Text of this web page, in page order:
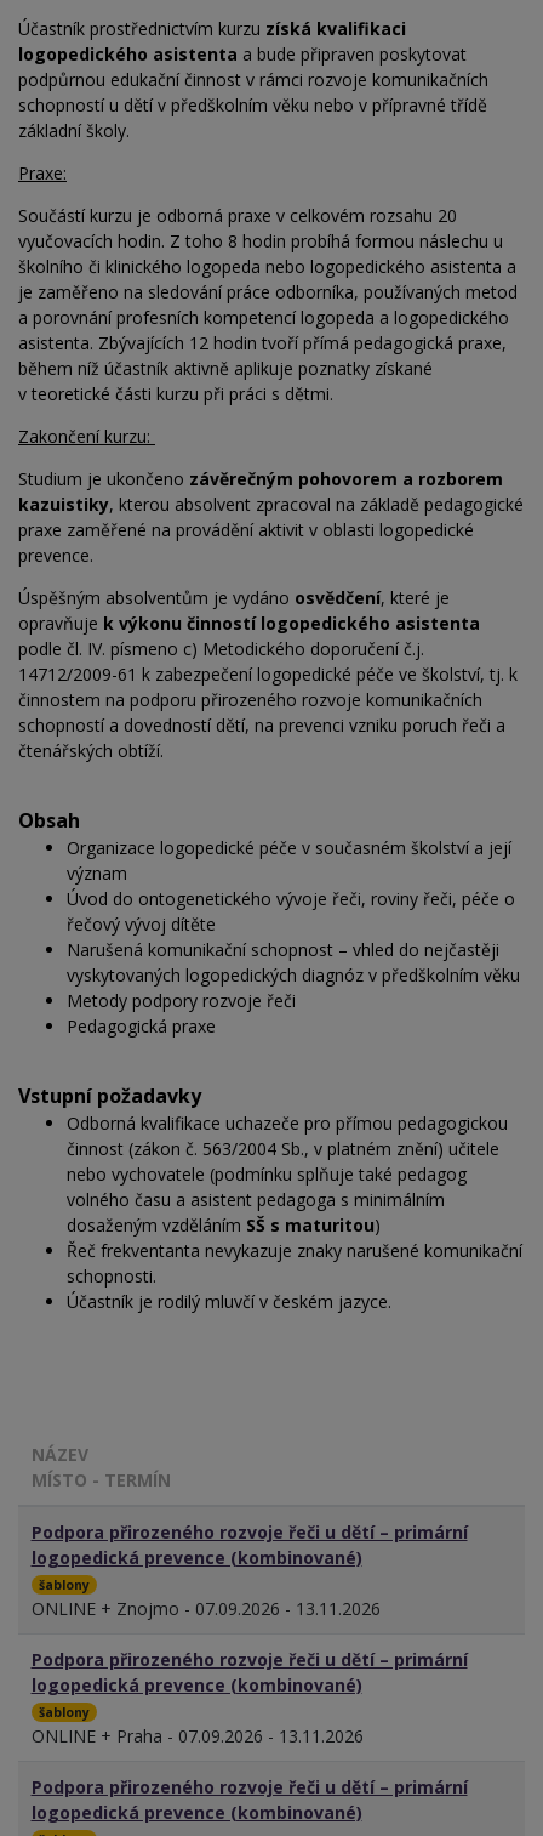
Účastník prostřednictvím kurzu získá kvalifikaci
logopedického asistenta a bude připraven poskytovat
podpůrnou edukační činnost v rámci rozvoje komunikačních
schopností u dětí v předškolním věku nebo v přípravné třídě
základní školy.
Praxe:
Součástí kurzu je odborná praxe v celkovém rozsahu 20
vyučovacích hodin. Z toho 8 hodin probíhá formou náslechu u
školního či klinického logopeda nebo logopedického asistenta a
je zaměřeno na sledování práce odborníka, používaných metod
a porovnání profesních kompetencí logopeda a logopedického
asistenta. Zbývajících 12 hodin tvoří přímá pedagogická praxe,
během níž účastník aktivně aplikuje poznatky získané
v teoretické části kurzu při práci s dětmi.
Zakončení kurzu:
Studium je ukončeno závěrečným pohovorem a rozborem
kazuistiky, kterou absolvent zpracoval na základě pedagogické
praxe zaměřené na provádění aktivit v oblasti logopedické
prevence.
Úspěšným absolventům je vydáno osvědčení, které je
opravňuje k výkonu činností logopedického asistenta
podle čl. IV. písmeno c) Metodického doporučení č.j.
14712/2009-61 k zabezpečení logopedické péče ve školství, tj. k
činnostem na podporu přirozeného rozvoje komunikačních
schopností a dovedností dětí, na prevenci vzniku poruch řeči a
čtenářských obtíží.
Obsah
Organizace logopedické péče v současném školství a její
význam
Úvod do ontogenetického vývoje řeči, roviny řeči, péče o
řečový vývoj dítěte
Narušená komunikační schopnost – vhled do nejčastěji
vyskytovaných logopedických diagnóz v předškolním věku
Metody podpory rozvoje řeči
Pedagogická praxe
Vstupní požadavky
Odborná kvalifikace uchazeče pro přímou pedagogickou
činnost (zákon č. 563/2004 Sb., v platném znění) učitele
nebo vychovatele (podmínku splňuje také pedagog
volného času a asistent pedagoga s minimálním
dosaženým vzděláním SŠ s maturitou)
Řeč frekventanta nevykazuje znaky narušené komunikační
schopnosti.
Účastník je rodilý mluvčí v českém jazyce.
NÁZEV
MÍSTO - TERMÍN
Podpora přirozeného rozvoje řeči u dětí – primární
logopedická prevence (kombinované)
šablony
ONLINE + Znojmo - 07.09.2026 - 13.11.2026
Podpora přirozeného rozvoje řeči u dětí – primární
logopedická prevence (kombinované)
šablony
ONLINE + Praha - 07.09.2026 - 13.11.2026
Podpora přirozeného rozvoje řeči u dětí – primární
logopedická prevence (kombinované)